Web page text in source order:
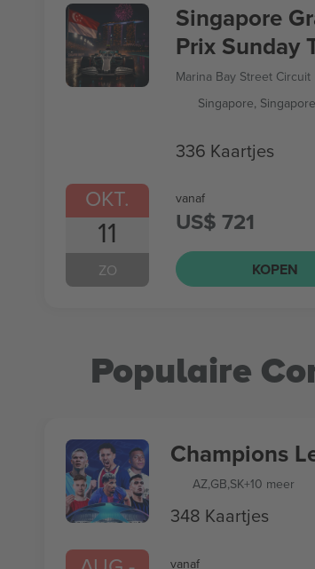
OKT.
11
ZO
Singapore
Prix Sunday
Formula 1
Marina Bay Street Circuit
Singapore, Singapore
336 Kaartjes
vanaf
US$ 721
KOPEN
Populaire
Champions
AZ,GB,SK+10 meer
348 Kaartjes
vanaf